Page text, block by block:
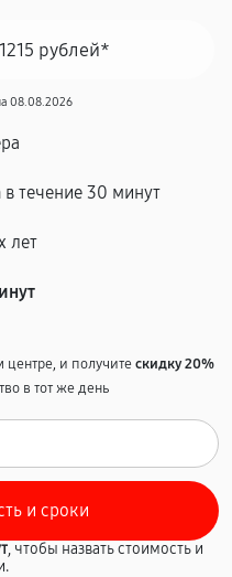
рублей*
08.08.2026
в течение 30 минут
лет
и получитескидку 20%
в тот же день
, чтобы назвать стоимость и